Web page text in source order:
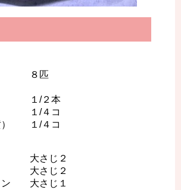
匹
１/２本
１/４コ
） １/４コ
さじ２
さじ２
ン 大さじ１